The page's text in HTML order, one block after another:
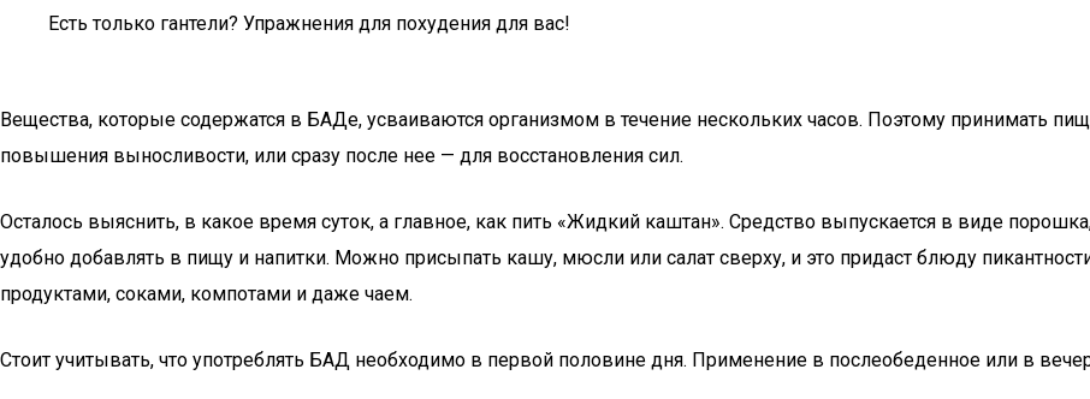
Есть только гантели? Упражнения для похудения для вас!
Вещества, которые содержатся в БАДе, усваиваются организмом в течение нескольких часов. Поэтому принимать
повышения выносливости, или сразу после нее — для восстановления сил.
Осталось выяснить, в какое время суток, а главное, как пить «Жидкий каштан». Средство выпускается в виде
удобно добавлять в пищу и напитки. Можно присыпать кашу, мюсли или салат сверху, и это придаст блюду
продуктами, соками, компотами и даже чаем.
Стоит учитывать, что употреблять БАД необходимо в первой половине дня. Применение в послеобеденное или в